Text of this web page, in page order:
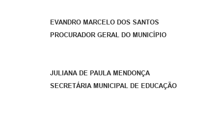
EVANDRO MARCELO DOS SANTOS
PROCURADOR GERAL DO MUNICÍPIO
JULIANA DE PAULA MENDONÇA
SECRETÁRIA MUNICIPAL DE EDUCAÇÃO